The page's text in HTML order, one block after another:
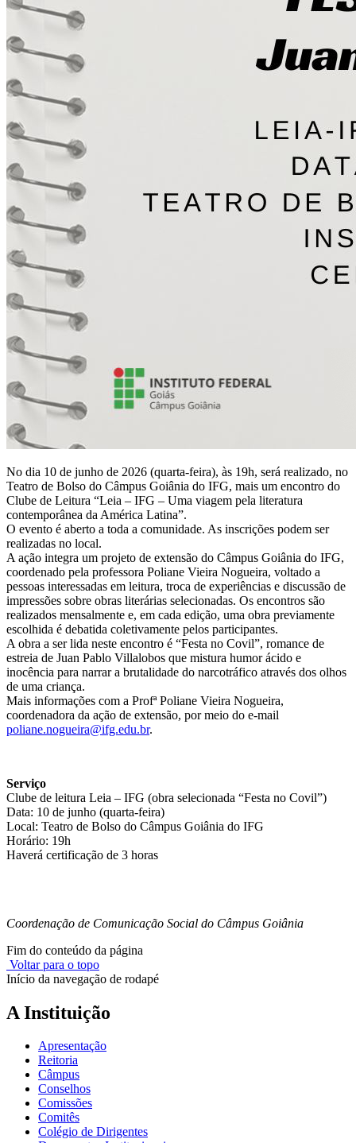
No dia 10 de junho de 2026 (quarta-feira), às 19h, será realizado, no
Teatro de Bolso do Câmpus Goiânia do IFG, mais um encontro do
Clube de Leitura “Leia – IFG – Uma viagem pela literatura
contemporânea da América Latina”.
O evento é aberto a toda a comunidade. As inscrições podem ser
realizadas no local.
A ação integra um projeto de extensão do Câmpus Goiânia do IFG,
coordenado pela professora Poliane Vieira Nogueira, voltado a
pessoas interessadas em leitura, troca de experiências e discussão de
impressões sobre obras literárias selecionadas. Os encontros são
realizados mensalmente e, em cada edição, uma obra previamente
escolhida é debatida coletivamente pelos participantes.
A obra a ser lida neste encontro é “Festa no Covil”, romance de
estreia de Juan Pablo Villalobos que mistura humor ácido e
inocência para narrar a brutalidade do narcotráfico através dos olhos
de uma criança.
Mais informações com a Profª Poliane Vieira Nogueira,
coordenadora da ação de extensão, por meio do e-mail
poliane.nogueira@ifg.edu.br.
Serviço
Clube de leitura Leia – IFG (obra selecionada “Festa no Covil”)
Data: 10 de junho (quarta-feira)
Local: Teatro de Bolso do Câmpus Goiânia do IFG
Horário: 19h
Haverá certificação de 3 horas
Coordenação de Comunicação Social do Câmpus Goiânia
Fim do conteúdo da página
Voltar para o topo
Início da navegação de rodapé
A Instituição
Apresentação
Reitoria
Câmpus
Conselhos
Comissões
Comitês
Colégio de Dirigentes